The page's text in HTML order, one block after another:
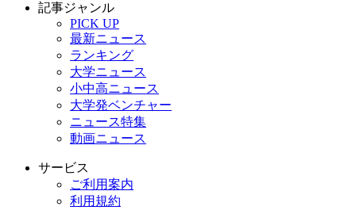
記事ジャンル
PICK UP
最新ニュース
ランキング
大学ニュース
小中高ニュース
大学発ベンチャー
ニュース特集
動画ニュース
サービス
ご利用案内
利用規約